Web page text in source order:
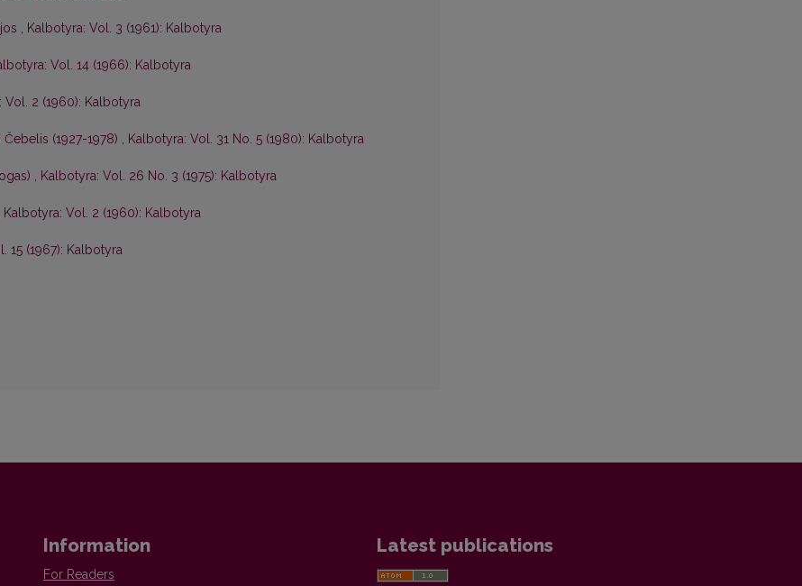
, Kalbotyra: Vol. 3 (1961): Kalbotyra
Vol. 14 (1966): Kalbotyra
Vol. 2 (1960): Kalbotyra
(1927-1978) , Kalbotyra: Vol. 31 No. 5 (1980): Kalbotyra
, Kalbotyra: Vol. 26 No. 3 (1975): Kalbotyra
Kalbotyra: Vol. 2 (1960): Kalbotyra
15 (1967): Kalbotyra
Information
For Readers
Latest publications